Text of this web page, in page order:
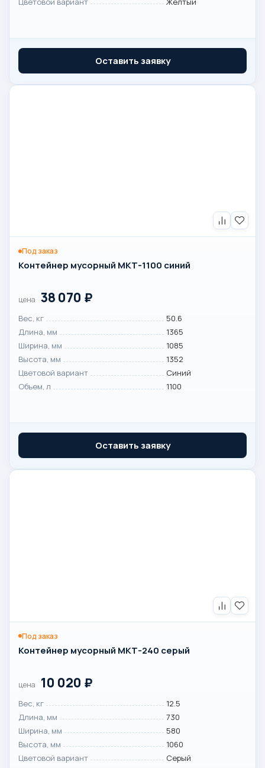
Оставить заявку
Под заказ
Контейнер мусорный МКТ-1100 синий
цена 38 070 ₽
Вес, кг
50.6
Длина, мм
1365
Ширина, мм
1085
Высота, мм
1352
Цветовой вариант
Синий
Объем, л
1100
Оставить заявку
Под заказ
Контейнер мусорный МКТ-240 серый
цена 10 020 ₽
Вес, кг
12.5
Длина, мм
730
Ширина, мм
580
Высота, мм
1060
Цветовой вариант
Серый